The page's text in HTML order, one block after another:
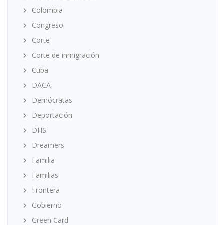
Colombia
Congreso
Corte
Corte de inmigración
Cuba
DACA
Demócratas
Deportación
DHS
Dreamers
Familia
Familias
Frontera
Gobierno
Green Card